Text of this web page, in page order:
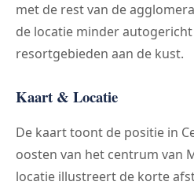
met de rest van de
de locatie minder
resortgebieden aan de kust.
Kaart & Locatie
De kaart toont de positie in
oosten van het centrum van
locatie illustreert de korte